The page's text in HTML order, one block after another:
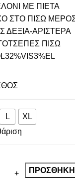
ΜΕ ΠΙΕΤΑ
ΣΤΟ ΠΙΣΩ
ΔΕΞΙΑ-ΑΡΙΣΤΕΡΑ
ΠΙΣΩ
L
XL
ΠΡΟΣΘΉΚΗ